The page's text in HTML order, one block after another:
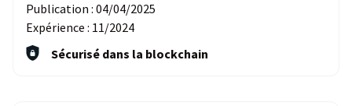
Publication : 04/04/2025
Expérience : 11/2024
Sécurisé dans la blockchain